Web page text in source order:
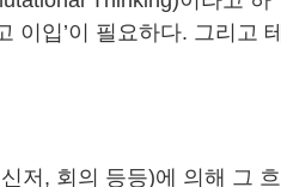
이입’이 필요하다. 그리고 테
저, 회의 등등)에 의해 그 흐